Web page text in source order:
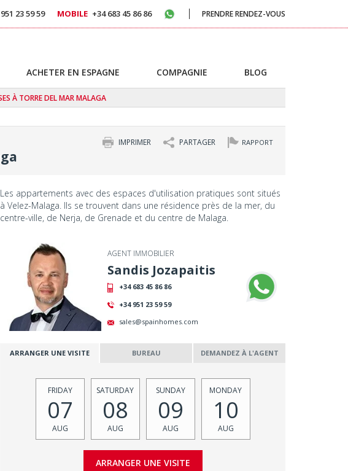
À TORRE DEL MAR MALAGA
RAPPORT
PARTAGER
IMPRIMER
Les appartements avec des espaces d'utilisation pratiques sont situés
à Velez-Malaga. Ils se trouvent dans une résidence près de la mer, du
centre-ville, de Nerja, de Grenade et du centre de Malaga.
AGENT IMMOBILIER
Sandis Jozapaitis
+34 683 45 86 86
+34 951 23 59 59
sales@spainhomes.com
ARRANGER UNE VISITE BUREAU DEMANDEZ À L'AGENT
FRIDAY
07
AUG
SATURDAY
08
AUG
SUNDAY
09
AUG
MONDAY
10
AUG
23 59 59 MOBILE +34 683 45 86 86 PRENDRE RENDEZ-VOUS
ACHETER EN ESPAGNE COMPAGNIE BLOG